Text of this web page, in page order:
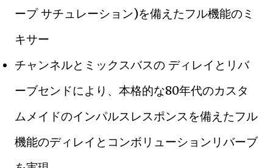
ープ サチュレーション)を備えたフル機能のミ
キサー
チャンネルとミックスバスの ディレイとリバ
ーブセンドにより、本格的な80年代のカスタ
ムメイドのインパルスレスポンスを備えたフル
機能のディレイとコンボリューションリバーブ